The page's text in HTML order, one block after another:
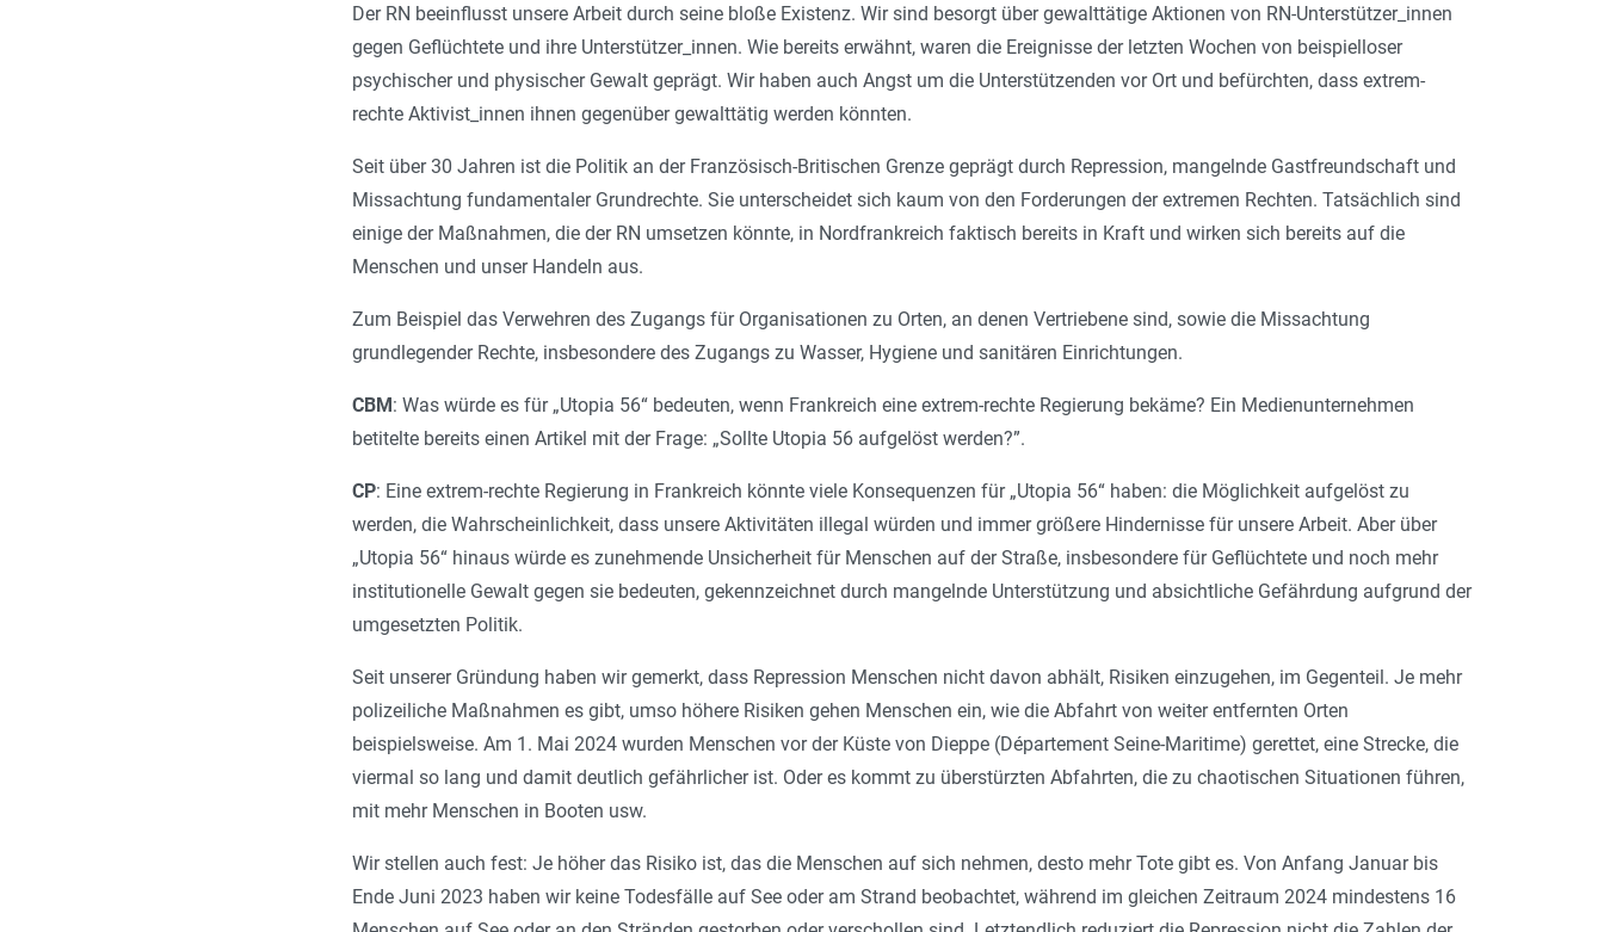
Der RN beeinflusst unsere Arbeit durch seine bloße Existenz. Wir sind besorgt über gewalttätige Aktionen von RN-Unterstützer_innen
gegen Geflüchtete und ihre Unterstützer_innen. Wie bereits erwähnt, waren die Ereignisse der letzten Wochen von beispielloser
psychischer und physischer Gewalt geprägt. Wir haben auch Angst um die Unterstützenden vor Ort und befürchten, dass extrem-
rechte Aktivist_innen ihnen gegenüber gewalttätig werden könnten.
Seit über 30 Jahren ist die Politik an der Französisch-Britischen Grenze geprägt durch Repression, mangelnde Gastfreundschaft und
Missachtung fundamentaler Grundrechte. Sie unterscheidet sich kaum von den Forderungen der extremen Rechten. Tatsächlich sind
einige der Maßnahmen, die der RN umsetzen könnte, in Nordfrankreich faktisch bereits in Kraft und wirken sich bereits auf die
Menschen und unser Handeln aus.
Zum Beispiel das Verwehren des Zugangs für Organisationen zu Orten, an denen Vertriebene sind, sowie die Missachtung
grundlegender Rechte, insbesondere des Zugangs zu Wasser, Hygiene und sanitären Einrichtungen.
CBM: Was würde es für „Utopia 56“ bedeuten, wenn Frankreich eine extrem-rechte Regierung bekäme? Ein Medienunternehmen
betitelte bereits einen Artikel mit der Frage: „Sollte Utopia 56 aufgelöst werden?”.
CP: Eine extrem-rechte Regierung in Frankreich könnte viele Konsequenzen für „Utopia 56“ haben: die Möglichkeit aufgelöst zu
werden, die Wahrscheinlichkeit, dass unsere Aktivitäten illegal würden und immer größere Hindernisse für unsere Arbeit. Aber über
„Utopia 56“ hinaus würde es zunehmende Unsicherheit für Menschen auf der Straße, insbesondere für Geflüchtete und noch mehr
institutionelle Gewalt gegen sie bedeuten, gekennzeichnet durch mangelnde Unterstützung und absichtliche Gefährdung aufgrund der
umgesetzten Politik.
Seit unserer Gründung haben wir gemerkt, dass Repression Menschen nicht davon abhält, Risiken einzugehen, im Gegenteil. Je mehr
polizeiliche Maßnahmen es gibt, umso höhere Risiken gehen Menschen ein, wie die Abfahrt von weiter entfernten Orten
beispielsweise. Am 1. Mai 2024 wurden Menschen vor der Küste von Dieppe (Département Seine-Maritime) gerettet, eine Strecke, die
viermal so lang und damit deutlich gefährlicher ist. Oder es kommt zu überstürzten Abfahrten, die zu chaotischen Situationen führen,
mit mehr Menschen in Booten usw.
Wir stellen auch fest: Je höher das Risiko ist, das die Menschen auf sich nehmen, desto mehr Tote gibt es. Von Anfang Januar bis
Ende Juni 2023 haben wir keine Todesfälle auf See oder am Strand beobachtet, während im gleichen Zeitraum 2024 mindestens 16